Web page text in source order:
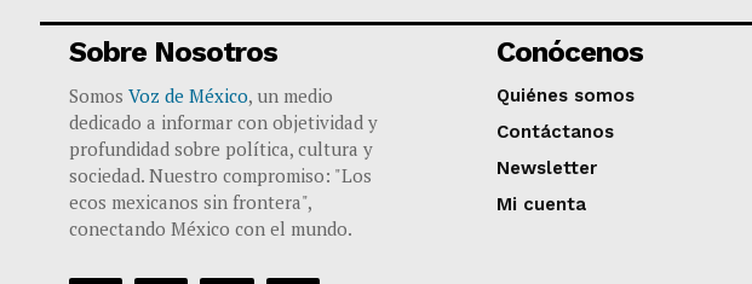
Sobre Nosotros
Somos Voz de México, un medio
dedicado a informar con objetividad y
profundidad sobre política, cultura y
sociedad. Nuestro compromiso: "Los
ecos mexicanos sin frontera",
conectando México con el mundo.
Conócenos
Quiénes somos
Contáctanos
Newsletter
Mi cuenta